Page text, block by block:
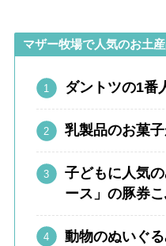
マザー牧場で人気のお土
ダントツの1番
乳製品のお菓子
子どもに人気
ース」の豚券
動物のぬいぐ